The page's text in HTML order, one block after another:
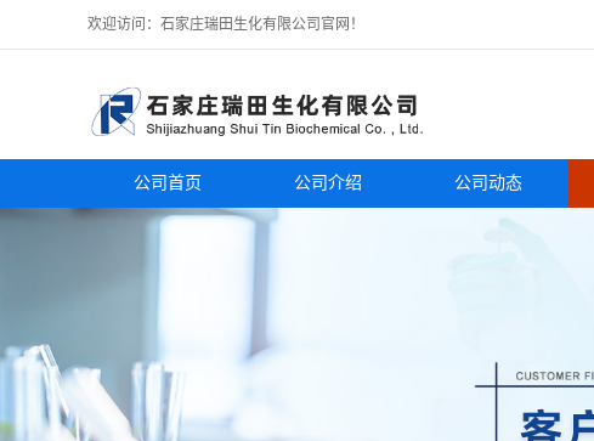
欢迎访问：石家庄瑞田生化有限公司官网！
公司首页 公司介绍 公司动态